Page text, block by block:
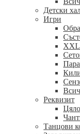
Детски
Игри
XXL
Реквизит
Танцови